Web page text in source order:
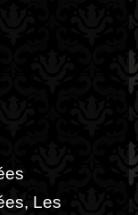
Les